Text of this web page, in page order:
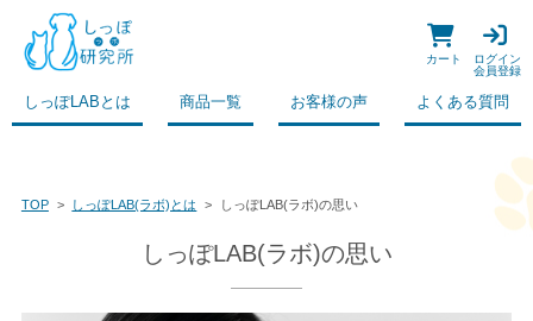
カート
ログイン
会員登録
しっぽLABとは 商品一覧 お客様の声 よくある質問
TOP しっぽLAB(ラボ)とは しっぽLAB(ラボ)の思い
しっぽLAB(ラボ)の思い